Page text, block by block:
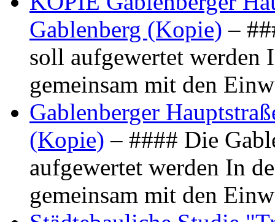
Gablenberg (Kopie) –
soll aufgewertet werden
gemeinsam mit den
Gablenberger
(Kopie) – #### Die
aufgewertet werden In
gemeinsam mit den